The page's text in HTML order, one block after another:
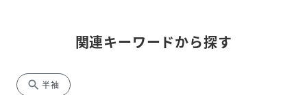
関連キーワードから探す
search 半袖